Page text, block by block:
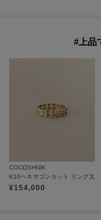
#上品
COCOSHNIK
K10ヘキサゴンカット リング太
¥154,000